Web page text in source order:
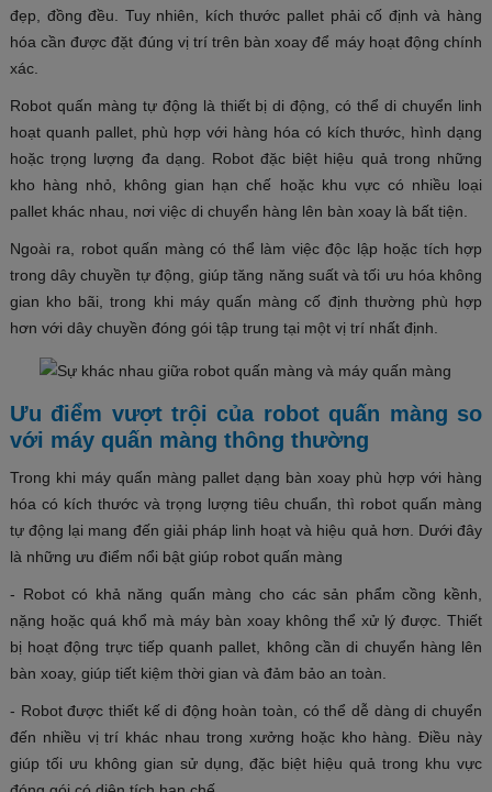
đẹp, đồng đều. Tuy nhiên, kích thước pallet phải cố định và hàng
hóa cần được đặt đúng vị trí trên bàn xoay để máy hoạt động chính
xác.
Robot quấn màng tự động là thiết bị di động, có thể di chuyển linh
hoạt quanh pallet, phù hợp với hàng hóa có kích thước, hình dạng
hoặc trọng lượng đa dạng. Robot đặc biệt hiệu quả trong những
kho hàng nhỏ, không gian hạn chế hoặc khu vực có nhiều loại
pallet khác nhau, nơi việc di chuyển hàng lên bàn xoay là bất tiện.
Ngoài ra, robot quấn màng có thể làm việc độc lập hoặc tích hợp
trong dây chuyền tự động, giúp tăng năng suất và tối ưu hóa không
gian kho bãi, trong khi máy quấn màng cố định thường phù hợp
hơn với dây chuyền đóng gói tập trung tại một vị trí nhất định.
Ưu điểm vượt trội của robot quấn màng so
với máy quấn màng thông thường
Trong khi máy quấn màng pallet dạng bàn xoay phù hợp với hàng
hóa có kích thước và trọng lượng tiêu chuẩn, thì robot quấn màng
tự động lại mang đến giải pháp linh hoạt và hiệu quả hơn. Dưới đây
là những ưu điểm nổi bật giúp robot quấn màng
- Robot có khả năng quấn màng cho các sản phẩm cồng kềnh,
nặng hoặc quá khổ mà máy bàn xoay không thể xử lý được. Thiết
bị hoạt động trực tiếp quanh pallet, không cần di chuyển hàng lên
bàn xoay, giúp tiết kiệm thời gian và đảm bảo an toàn.
- Robot được thiết kế di động hoàn toàn, có thể dễ dàng di chuyển
đến nhiều vị trí khác nhau trong xưởng hoặc kho hàng. Điều này
giúp tối ưu không gian sử dụng, đặc biệt hiệu quả trong khu vực